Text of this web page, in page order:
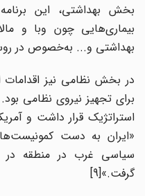
بخش بهداشتی، این برنامه
بیماری‌‌هایی چون وبا و
بهداشتی و... به‌خصوص در
در بخش نظامی نیز
برای تجهیز نیروی نظامی بود.
استراتژیک قرار داشت و
«ایران به دست کمونیست‌‌ها
سیاسی غرب در منطقه در
گرفت.»[9]